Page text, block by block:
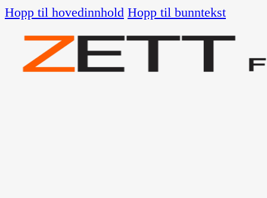
Hopp til hovedinnhold Hopp til bunntekst